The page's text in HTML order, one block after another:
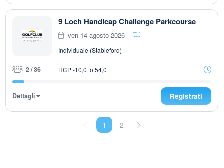
9 Loch Handicap Challenge Parkcourse
ven 14 agosto 2026
Individuale (Stableford)
2 / 36 HCP -10,0 to 54,0
Dettagli Registrati
1 2